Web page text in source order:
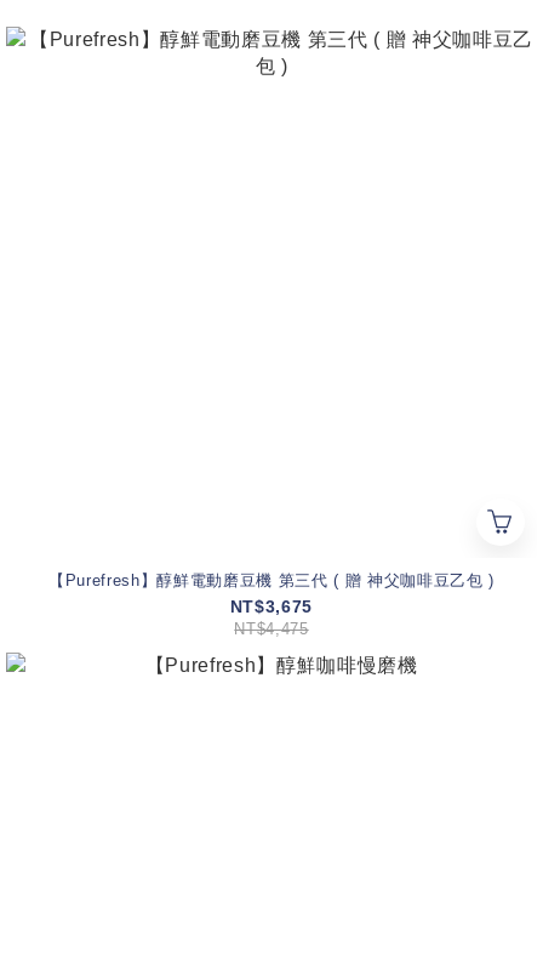
【Purefresh】醇鮮電動磨豆機 第三代 ( 贈 神父咖啡豆乙包 )
NT$3,675
NT$4,475